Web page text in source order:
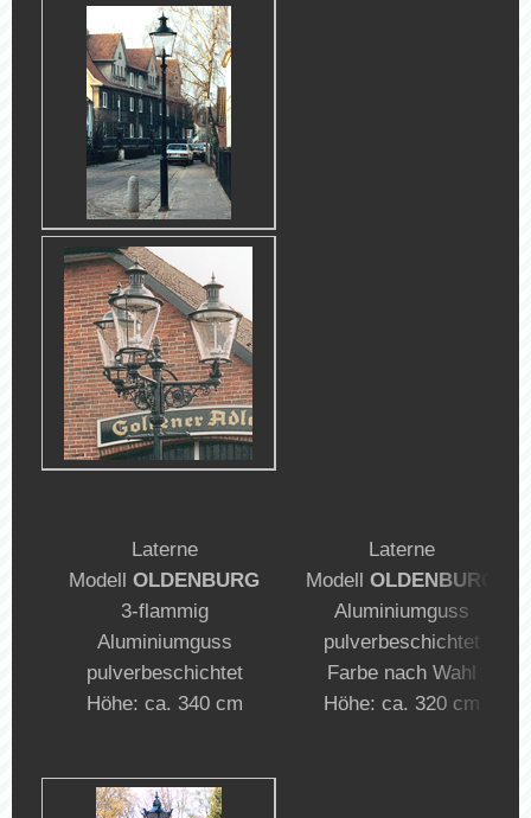
Laterne
Modell OLDENBURG
3-flammig
Aluminiumguss
pulverbeschichtet
Höhe: ca. 340 cm
Laterne
Modell OLDENBURG
Aluminiumguss
pulverbeschichtet
Farbe nach Wahl
Höhe: ca. 320 cm